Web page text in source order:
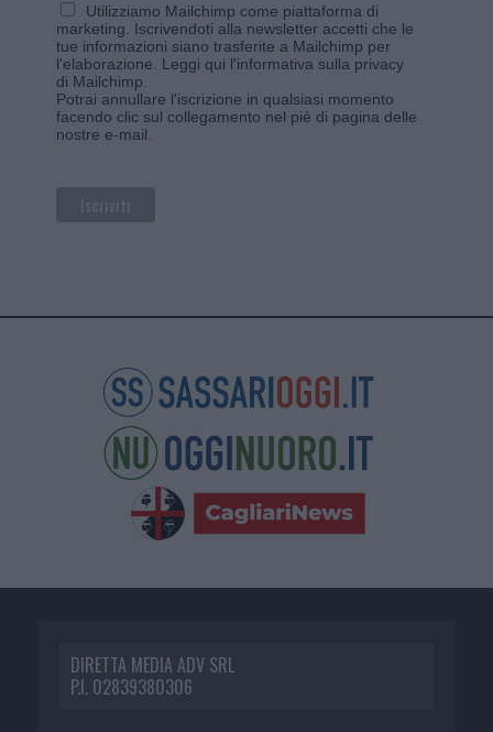
Utilizziamo Mailchimp come piattaforma di
marketing. Iscrivendoti alla newsletter accetti che le
tue informazioni siano trasferite a Mailchimp per
l'elaborazione. Leggi qui l'informativa sulla privacy
di Mailchimp
Potrai annullare l'iscrizione in qualsiasi momento
facendo clic sul collegamento nel piè di pagina delle
nostre e-mail.
DIRETTA MEDIA ADV SRL
P.I. 02839380306